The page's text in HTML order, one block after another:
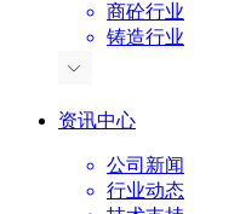
商砼行业
铸造行业
资讯中心
公司新闻
行业动态